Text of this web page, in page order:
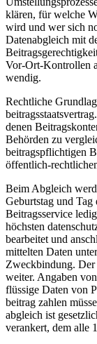
klären, für welche
wird und wer sich
Daten­ab­gleich mit
Vor-Ort-Kontrol­len
wendig.
Recht­liche
denen
Behörden zu
beitrags­pflich­tigen
öffentlich-
Beim Abgleich
Geburts­tag und
Beitrags­service
höchsten
bearbeitet und
mittel­ten Daten
Zweck­bindung. Der
weiter. Angaben
flüssige Daten von
beitrag zahlen
abgleich ist
verankert, dem alle